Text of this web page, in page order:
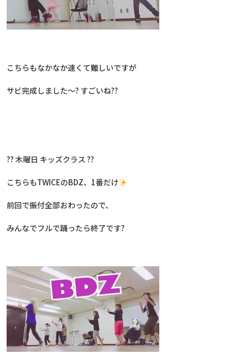
こちらもなかなか速くて難しいですが
サビ完成しました～? すごいね??
?? 木曜日 キッズクラス ??
こちらもTWICEのBDZ、1番だけ
前回で振付全部おわったので、
みんなでフルで踊ったら終了です?